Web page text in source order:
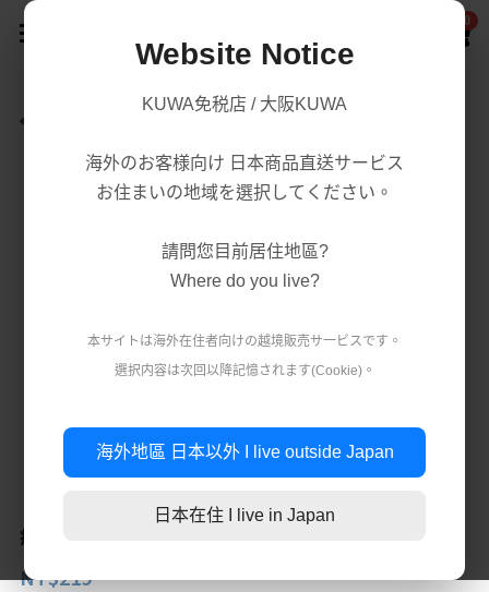
Website Notice
KUWA免税店 / 大阪KUWA
海外のお客様向け 日本商品直送サービス
お住まいの地域を選択してください。
請問您目前居住地區?
Where do you live?
本サイトは海外在住者向けの越境販売サ一ビスです。
選択内容は次回以降記憶されます(Cookie)。
海外地區 日本以外 I live outside Japan
日本在住 I live in Japan
0
熱賣商品
美妝
保健/腸胃保健
第一類醫藥品
第二三類醫藥品
感冒/發燒/止痛/痠痛
賣場/商城
關於我們
實體店鋪資訊
公司簡介
條款．保護政策
使用條款
個人資料保護政策
特定商取引法に基づく表記
登錄/註冊
搜索
【日本直送】日本樂敦 曼秀雷敦 蕁麻疹 皮疹 皮膚
癢 濕疹 外用治療藥 1支/15g 大阪實體藥妝店直送
NT$219
×
商品分類
腸胃益生菌/保健
疲勞痠痛
減肥瘦身
美容美白
美妝相關